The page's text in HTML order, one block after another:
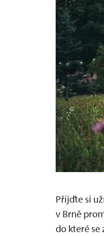
Přijďte si
v Brně
do které se